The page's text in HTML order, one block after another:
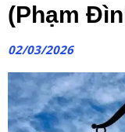
(Phạm
02/03/2026